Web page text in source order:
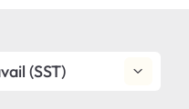
de gris
(SST)